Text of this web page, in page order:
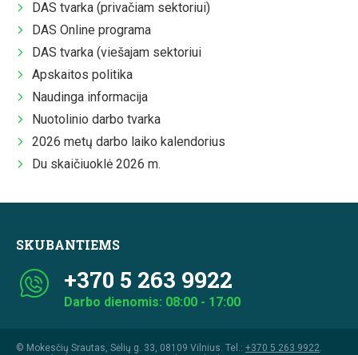
DAS tvarka (privačiam sektoriui)
DAS Online programa
DAS tvarka (viešajam sektoriui
Apskaitos politika
Naudinga informacija
Nuotolinio darbo tvarka
2026 metų darbo laiko kalendorius
Du skaičiuoklė 2026 m.
SKUBANTIEMS
+370 5 263 9922
Darbo dienomis: 08:00 - 17:00
© Mokesčių Srautas, Sėlių g. 33, 08109 Vilnius. Tel.: +370 5 263 9922.